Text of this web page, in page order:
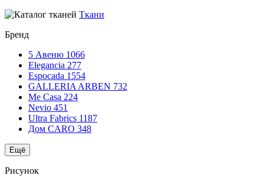
Ткани
Бренд
5 Авеню 1066
Elegancia 277
Espocada 1554
GALLERIA ARBEN 732
Me Casa 224
Nevio 451
Ultra Fabrics 1187
Дом CARO 348
Ещё
Рисунок